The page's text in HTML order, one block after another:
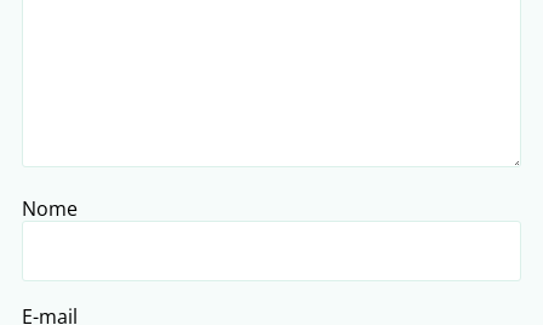
Nome
E-mail